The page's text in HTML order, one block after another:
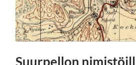
Suurpellon